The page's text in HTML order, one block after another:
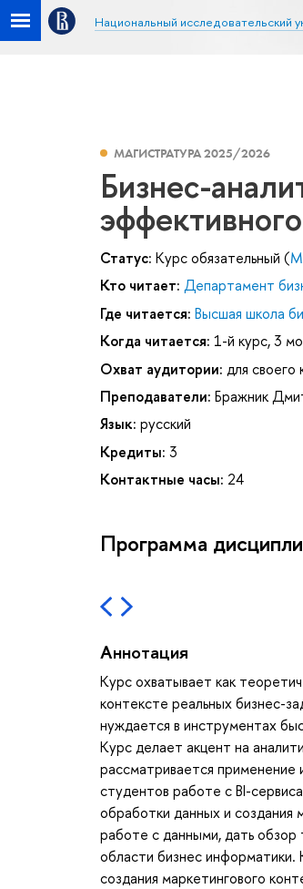
Национальный исследовательский
МАГИСТРАТУРА 2025/2026
Бизнес-
Статус: Курс обязательный (
Кто читает: Департамент
Где читается: Высшая школа
Когда читается: 1-й курс, 3
Охват аудитории: для своего
Преподаватели: Бражник
Язык: русский
Кредиты: 3
Контактные часы: 24
Программа
Аннотация
Курс охватывает как
контексте реальных бизнес-
нуждается в инструментах
Курс делает акцент на
рассматривается применение
студентов работе с BI-
обработки данных и
работе с данными, дать обзор
области бизнес информатики.
создания маркетингового